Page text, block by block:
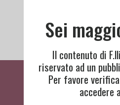
Cosa
Sei
Il contenuto di
riservato ad un
Per favore
accedere